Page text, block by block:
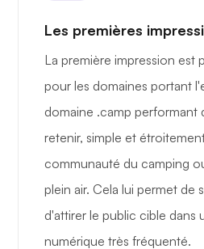
Les premières
La première impression est
pour les domaines portant
domaine .camp performant
retenir, simple et
communauté du camping
plein air. Cela lui permet de
d'attirer le public cible dans
numérique très fréquenté.